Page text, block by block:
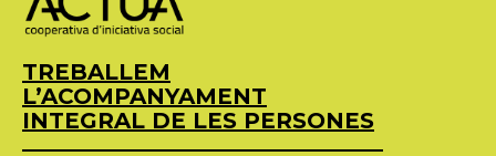
TREBALLEM
L’ACOMPANYAMENT
INTEGRAL DE LES PERSONES